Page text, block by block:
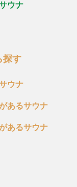
ウナ
探す
ウナ
あるサウナ
あるサウナ